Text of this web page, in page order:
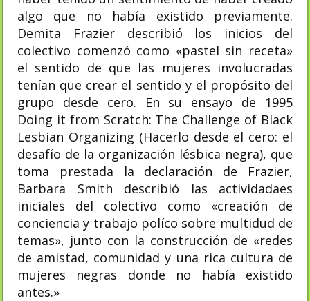
algo que no había existido previamente.
Demita Frazier describió los inicios del
colectivo comenzó como «pastel sin receta»
el sentido de que las mujeres involucradas
tenían que crear el sentido y el propósito del
grupo desde cero. En su ensayo de 1995
Doing it from Scratch: The Challenge of Black
Lesbian Organizing (Hacerlo desde el cero: el
desafío de la organización lésbica negra), que
toma prestada la declaración de Frazier,
Barbara Smith describió las actividadaes
iniciales del colectivo como «creación de
conciencia y trabajo políco sobre multidud de
temas», junto con la construcción de «redes
de amistad, comunidad y una rica cultura de
mujeres negras donde no había existido
antes.»